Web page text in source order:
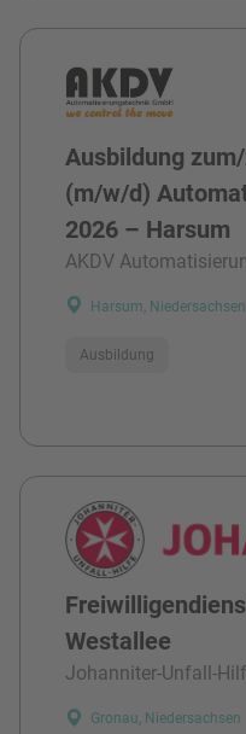
Ausbildung
(m/w/d)
2026 – Harsum
AKDV
Harsum, Niedersachsen
Ausbildung
Westallee
Johanniter-Unfall-
Gronau, Niedersachsen